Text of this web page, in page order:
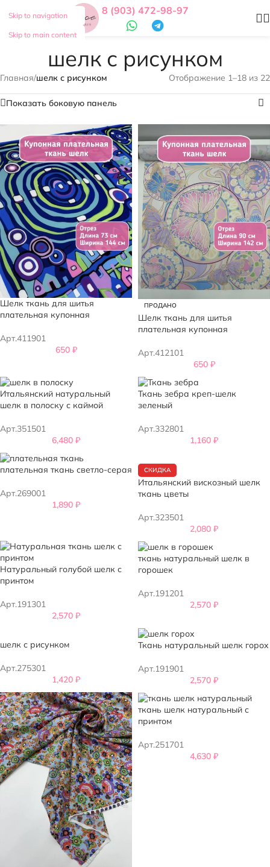
Skip to navigation
Skip to main content
8 (903) 472-98-97
шелк с рисунком
Главная/шелк с рисунком Отображение 1–18 из 22
Показать боковую панель
Шелк ткань для шитья
плательная купонная
Арт.411901
650 ₽
ПРОДАНО
Шелк ткань для шитья
плательная купонная
Арт.412101
650 ₽
Итальянский натуральный
шелк в полоску с каймой
Арт.351501
6,480 ₽
Ткань зебра креп-шелк
зеленый
Арт.332801
1,160 ₽
плательная ткань светло-серая
Арт.269001
1,890 ₽
СКИДКА
Итальянский вискозный шелк
ткань цветы
Арт.323501
2,080 ₽
Натуральный голубой шелк с
принтом
Арт.191301
2,570 ₽
ткань натуральный шелк в
горошек
Арт.191201
2,570 ₽
шелк с рисунком
Арт.275301
1,420 ₽
Ткань натуральный шелк горох
Арт.191901
2,570 ₽
ткань шелк натуральный с
принтом
Арт.251701
4,630 ₽